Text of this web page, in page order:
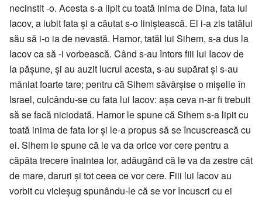
necinstit -o. Acesta s-a lipit cu toată inima de Dina, fata lui
Iacov, a iubit fata și a căutat s-o liniștească. El i-a zis tatălui
său să i-o ia de nevastă. Hamor, tatăl lui Sihem, s-a dus la
Iacov ca să -i vorbească. Când s-au întors fiii lui Iacov de
la pășune, și au auzit lucrul acesta, s-au supărat și s-au
mâniat foarte tare; pentru că Sihem săvârșise o mișelie în
Israel, culcându-se cu fata lui Iacov: așa ceva n-ar fi trebuit
să se facă niciodată. Hamor le spune că Sihem s-a lipit cu
toată inima de fata lor și le-a propus să se încuscrească cu
ei. Sihem le spune că le va da orice vor cere pentru a
căpăta trecere înaintea lor, adăugând că le va da zestre cât
de mare, daruri și tot ceea ce vor cere. Fiii lui Iacov au
vorbit cu vicleșug spunându-le că se vor încuscri cu ei